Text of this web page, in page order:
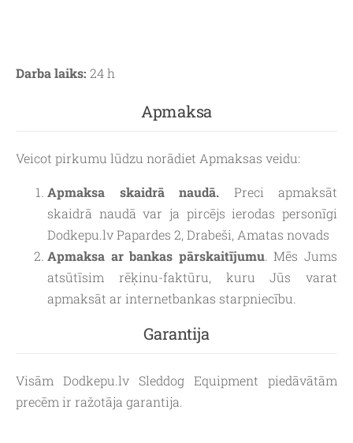
Darba laiks: 24 h
Apmaksa
Veicot pirkumu lūdzu norādiet Apmaksas veidu:
Apmaksa skaidrā naudā. Preci apmaksāt
skaidrā naudā var ja pircējs ierodas personīgi
Dodkepu.lv Papardes 2, Drabeši, Amatas novads
Apmaksa ar bankas pārskaitījumu. Mēs Jums
atsūtīsim rēķinu-faktūru, kuru Jūs varat
apmaksāt ar internetbankas starpniecību.
Garantija
Visām Dodkepu.lv Sleddog Equipment piedāvātām
precēm ir ražotāja garantija.